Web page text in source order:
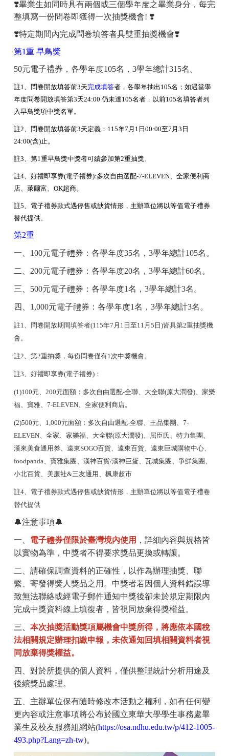
❣️畢業生如同時具有兩個或三個學年度之畢業身分，每完
整填寫一份問卷即獲得一次抽獎機會! ❣️
❣️特定期間內完成問卷填答者具雙重抽獎機會❣️
第1重 早鳥獎
50元電子禮券，各學年度105名，3學年總計315名。
註1、問卷開放填答前3天完成填答者，各學年抽出105名；如遇當學
年度問卷開放填答第3天24:00 仍未達105名者，以前105名填答者列
入早鳥獎項中獎名單。
註2、問卷開放填答前3天定義：115年7月1日00:00至7月3日
24:00(含)止。
註3、第1重早鳥獎中獎者可續參加第2重抽獎。
註4、好禮即享券(電子禮券):多次自由選配-7-ELEVEN、全家便利商
店、萊爾富、OK超商。
註5、電子禮券款式遇停售或缺貨情形，主辦單位將以等值電子禮券
替代提供。
第2重
一、100元電子禮券：各學年度35名，3學年總計105名。
二、200元電子禮券：各學年度20名，3學年總計60名。
三、500元電子禮券：各學年度1名，3學年總計3名。
四、1,000元電子禮券：各學年度1名，3學年總計3名。
註1、問卷開放期間填答者(115年7月1日至11月5日)皆具第2重抽獎機
會。
註2、第2重抽獎，每份問卷僅有1次中獎機會。
註3、好禮即享券(電子禮券)：
(1)100元、200元面額：多次自由選配-全聯、大全聯(原大潤發)、家樂
福、寶雅、7-ELEVEN、全家便利商店。
(2)500元、1,000元面額：多次自由選配-全聯、王品集團、7-
ELEVEN、全家、家樂福、大全聯(原大潤發)、屈臣氏、特力集團、
漢來美食通用券、遠東SOGO百貨、遠東百貨、遠東巨城購物中心、
foodpanda、寶雅集團、漢神百貨/漢神巨蛋、瓦城集團、爭鮮集團、
小北百貨、美廉社&三友通用、楓康超市
註4、電子禮券款式遇停售或缺貨情形，主辦單位將以等值電子禮卷
替代提供
🔔注意事項🔔
一、 電子禮券僅限於臺灣境內使用 ，詳細內容與規格皆
以實物為準，中獎者不得要求獎品更換或轉讓。
二、請確保調查資料的正確性，以作為辦理抽獎、聯
繫、寄發得獎人獎品之用。中獎者若因個人資料錯誤導
致無法聯絡或經電子郵件通知中獎後卻未於規定期限內
完成中獎資料線上填復者，皆視同放棄得獎權益。
三、 本次抽獎活動獎項屬機會中獎所得，將應依本國稅
法相關規定辦理扣繳申報，未依通知回填相關資料者視
同放棄得獎權益。
四、對於所提供的個人資料，僅供整理統計分析用途及
後續獎品處理。
五、主辦單位保有隨時修改本活動之權利，如有任何變
更內容或注意事項將公布於國立東華大學學生事務處畢
業生及校友服務組網站(https://osa.ndhu.edu.tw/p/412-1005-
493.php?Lang=zh-tw)。